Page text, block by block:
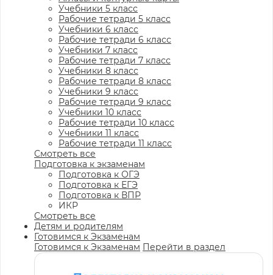
Учебники 5 класс
Рабочие тетради 5 класс
Учебники 6 класс
Рабочие тетради 6 класс
Учебники 7 класс
Рабочие тетради 7 класс
Учебники 8 класс
Рабочие тетради 8 класс
Учебники 9 класс
Рабочие тетради 9 класс
Учебники 10 класс
Рабочие тетради 10 класс
Учебники 11 класс
Рабочие тетради 11 класс
Смотреть все
Подготовка к экзаменам
Подготовка к ОГЭ
Подготовка к ЕГЭ
Подготовка к ВПР
ИКР
Смотреть все
Детям и родителям
Готовимся к Экзаменам
Готовимся к Экзаменам Перейти в раздел